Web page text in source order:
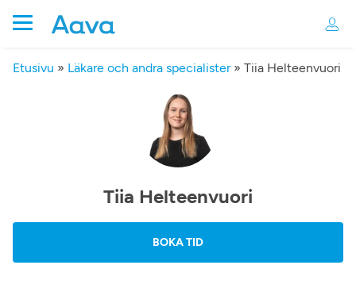
Etusivu » Läkare och andra specialister» Tiia Helteenvuori
Tiia Helteenvuori
BOKA TID